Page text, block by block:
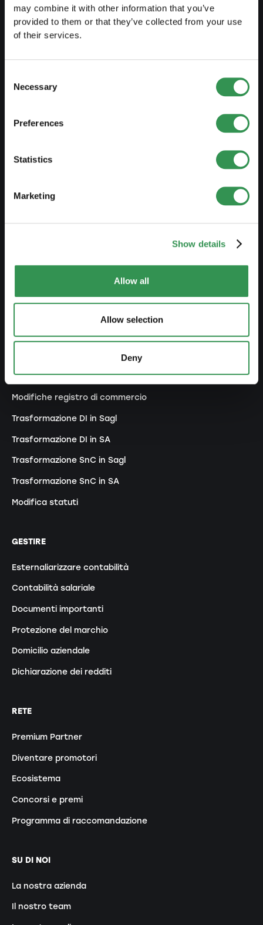
may combine it with other information that you’ve
provided to them or that they’ve collected from your use
of their services.
Selection
Necessary
Preferences
Statistics
Marketing
Show details
Allow all
Allow selection
Deny
PREPARARSI
Guida al lavoro indipendente
Creare un business plan
Panoramica forme giuridiche
Blog
AVVIARE
Costiture una SA
MODIFICARE
Modifiche registro di commercio
Trasformazione DI in Sagl
Trasformazione DI in SA
Trasformazione SnC in Sagl
Trasformazione SnC in SA
Modifica statuti
GESTIRE
Esternaliarizzare contabilità
Contabilità salariale
Documenti importanti
Protezione del marchio
Domicilio aziendale
Dichiarazione dei redditi
RETE
Premium Partner
Diventare promotori
Ecosistema
Concorsi e premi
Programma di raccomandazione
SU DI NOI
La nostra azienda
Il nostro team